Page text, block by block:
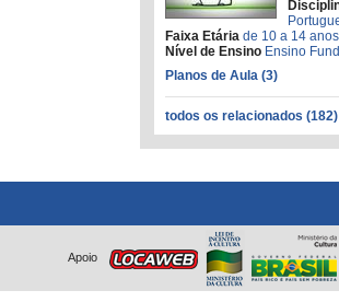
Faixa Etária de 10 a 14 anos
Nível de Ensino Ensino
Planos de Aula (3)
todos os relacionados (182)
Apoio